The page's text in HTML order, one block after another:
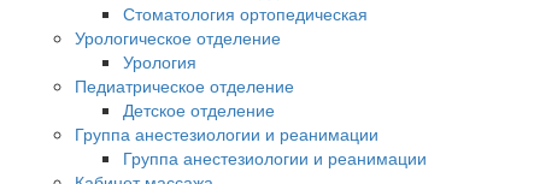
Стоматология ортопедическая
Урологическое отделение
Урология
Педиатрическое отделение
Детское отделение
Группа анестезиологии и реанимации
Группа анестезиологии и реанимации